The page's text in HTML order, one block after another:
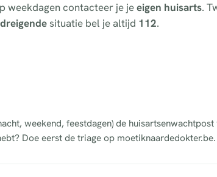
weekdagen contacteer je jeeigen huisarts.
situatie bel je altijd 112.
weekend, feestdagen) de
Doe eerst de triage op moetiknaardedokter.be.